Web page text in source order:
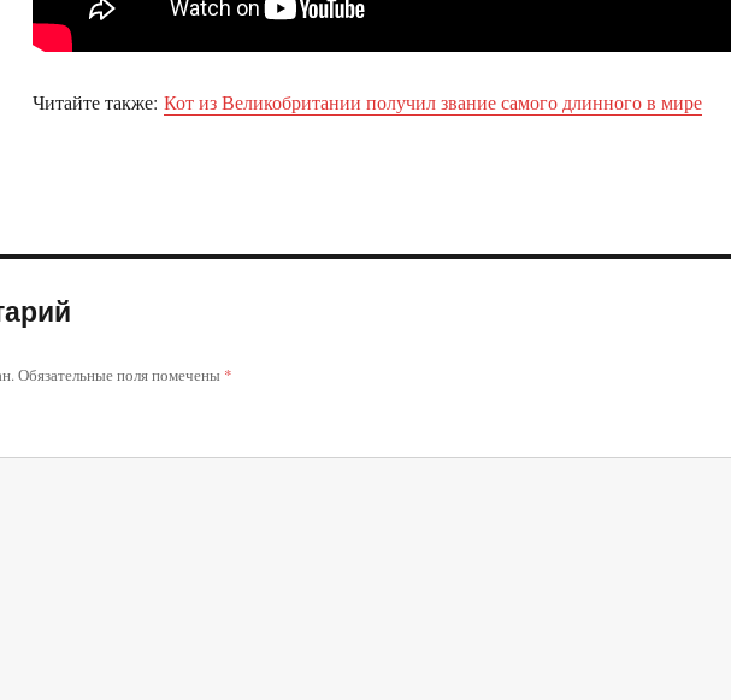
Читайте также: Кот из Великобритании получил звание самого длинного в мире
Обязательные поля помечены *